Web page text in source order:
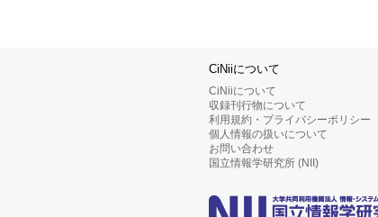
CiNiiについて
CiNiiについて
収録刊行物について
利用規約・プライバシーポリシー
個人情報の扱いについて
お問い合わせ
国立情報学研究所 (NII)